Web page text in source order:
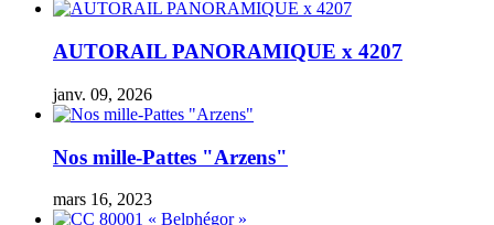
AUTORAIL PANORAMIQUE x 4207
janv. 09, 2026
Nos mille-Pattes "Arzens"
mars 16, 2023